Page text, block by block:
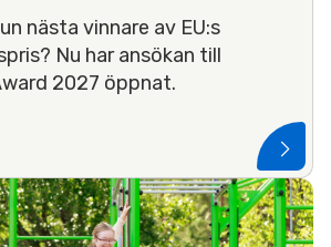
nästa vinnare av EU:s
Nu har ansökan till
2027 öppnat.